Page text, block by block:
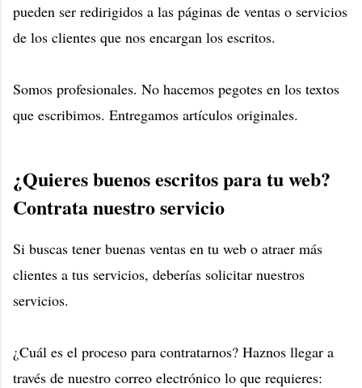
pueden ser redirigidos a las páginas de ventas o servicios
de los clientes que nos encargan los escritos.
Somos profesionales. No hacemos pegotes en los textos
que escribimos. Entregamos artículos originales.
¿Quieres buenos escritos para tu web?
Contrata nuestro servicio
Si buscas tener buenas ventas en tu web o atraer más
clientes a tus servicios, deberías solicitar nuestros
servicios.
¿Cuál es el proceso para contratarnos? Haznos llegar a
través de nuestro correo electrónico lo que requieres: